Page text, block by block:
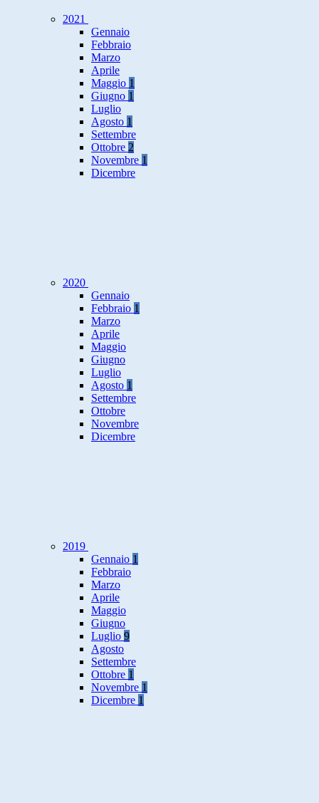
2021
Gennaio
Febbraio
Marzo
Aprile
Maggio 1
Giugno 1
Luglio
Agosto 1
Settembre
Ottobre 2
Novembre 1
Dicembre
2020
Gennaio
Febbraio 1
Marzo
Aprile
Maggio
Giugno
Luglio
Agosto 1
Settembre
Ottobre
Novembre
Dicembre
2019
Gennaio 1
Febbraio
Marzo
Aprile
Maggio
Giugno
Luglio 9
Agosto
Settembre
Ottobre 1
Novembre 1
Dicembre 1